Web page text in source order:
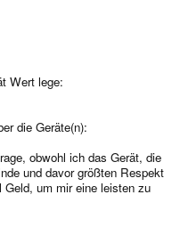
Wert lege:
die Geräte(n):
obwohl ich das Gerät, die
und davor größten Respekt
um mir eine leisten zu